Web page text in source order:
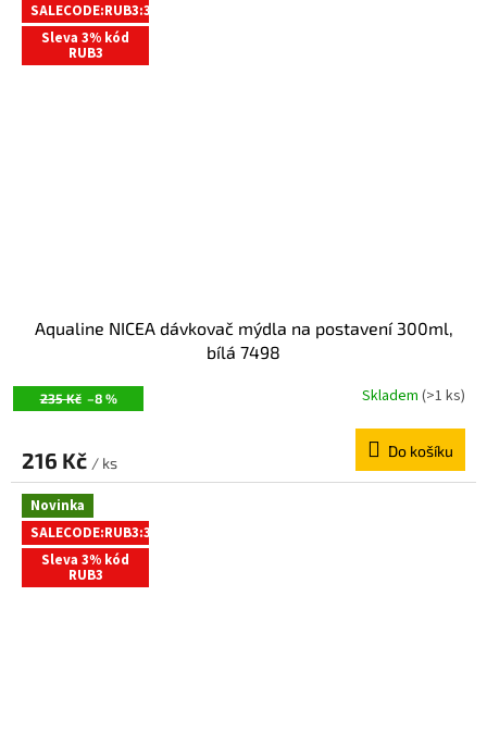
SALECODE:RUB3:3:%
Sleva 3% kód
RUB3
235 Kč –8 %
Aqualine NICEA dávkovač mýdla na postavení 300ml,
bílá 7498
Skladem (>1 ks)
216 Kč / ks
Do košíku
Novinka
SALECODE:RUB3:3:%
Sleva 3% kód
RUB3